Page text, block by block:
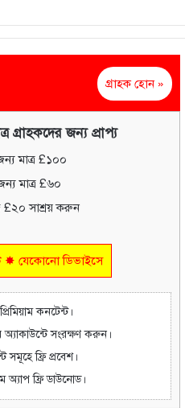
গ্রাহক হোন »
গ্রাহকদের জন্য প্রাপ্য
মাত্র £১০০
মাত্র £৬০
£২০ সাশ্রয় করুন
✸ যেকোনো ডিভাইসে
কনটেন্ট।
সংরক্ষণ করুন।
ফ্রি প্রবেশ।
অ্যাপ ফ্রি ডাউনোড।